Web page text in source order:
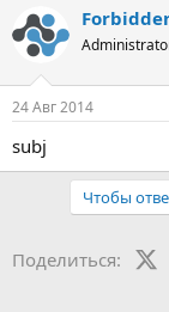
т
о
р
т
е
м
ы
т
н
а
24 Авг 2014
subj
Чтобы
Поделиться: